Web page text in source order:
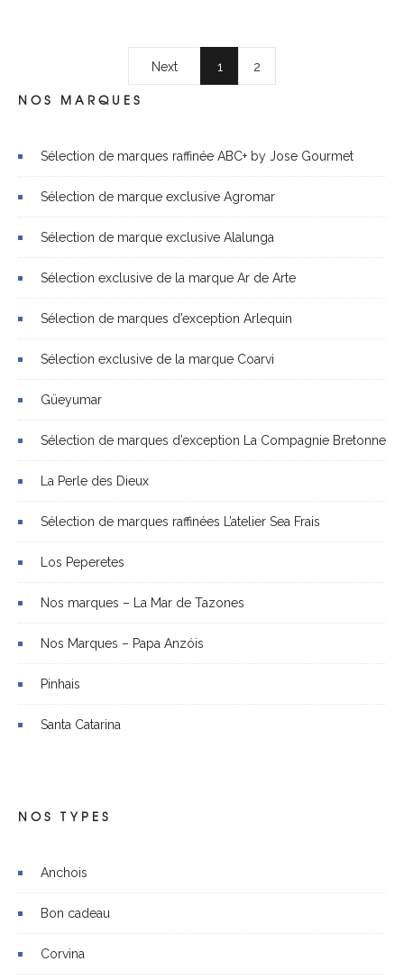
Next 1 2
NOS MARQUES
Sélection de marques raffinée ABC+ by Jose Gourmet
Sélection de marque exclusive Agromar
Sélection de marque exclusive Alalunga
Sélection exclusive de la marque Ar de Arte
Sélection de marques d’exception Arlequin
Sélection exclusive de la marque Coarvi
Güeyumar
Sélection de marques d’exception La Compagnie Bretonne
La Perle des Dieux
Sélection de marques raffinées L’atelier Sea Frais
Los Peperetes
Nos marques – La Mar de Tazones
Nos Marques – Papa Anzóis
Pinhais
Santa Catarina
NOS TYPES
Anchois
Bon cadeau
Corvina